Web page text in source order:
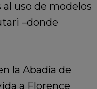
al uso de modelos
–donde
la Abadía de
a Florence